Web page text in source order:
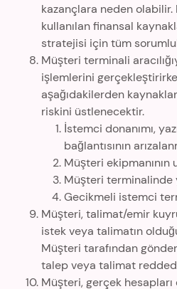
kazançlara neden
kullanılan finansal
stratejisi için tüm
Müşteri terminali
işlemlerini
aşağıdakilerden
riskini üstlenecektir.
İstemci donanımı,
bağlantısının
Müşteri ekipmanının
Müşteri terminalinde
Gecikmeli istemci
Müşteri, talimat/emir
istek veya talimatın
Müşteri tarafından
talep veya talimat
Müşteri, gerçek